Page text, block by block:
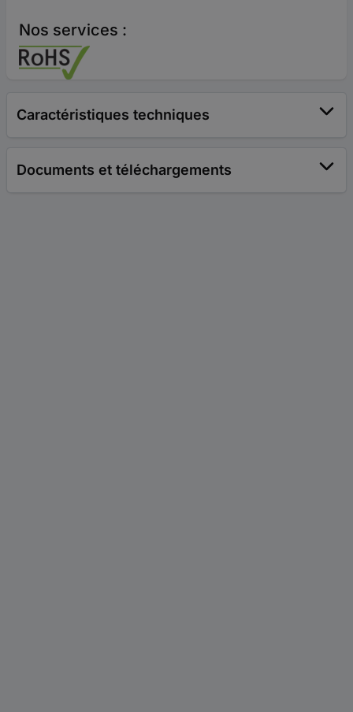
Nos services :
Caractéristiques techniques
Documents et téléchargements